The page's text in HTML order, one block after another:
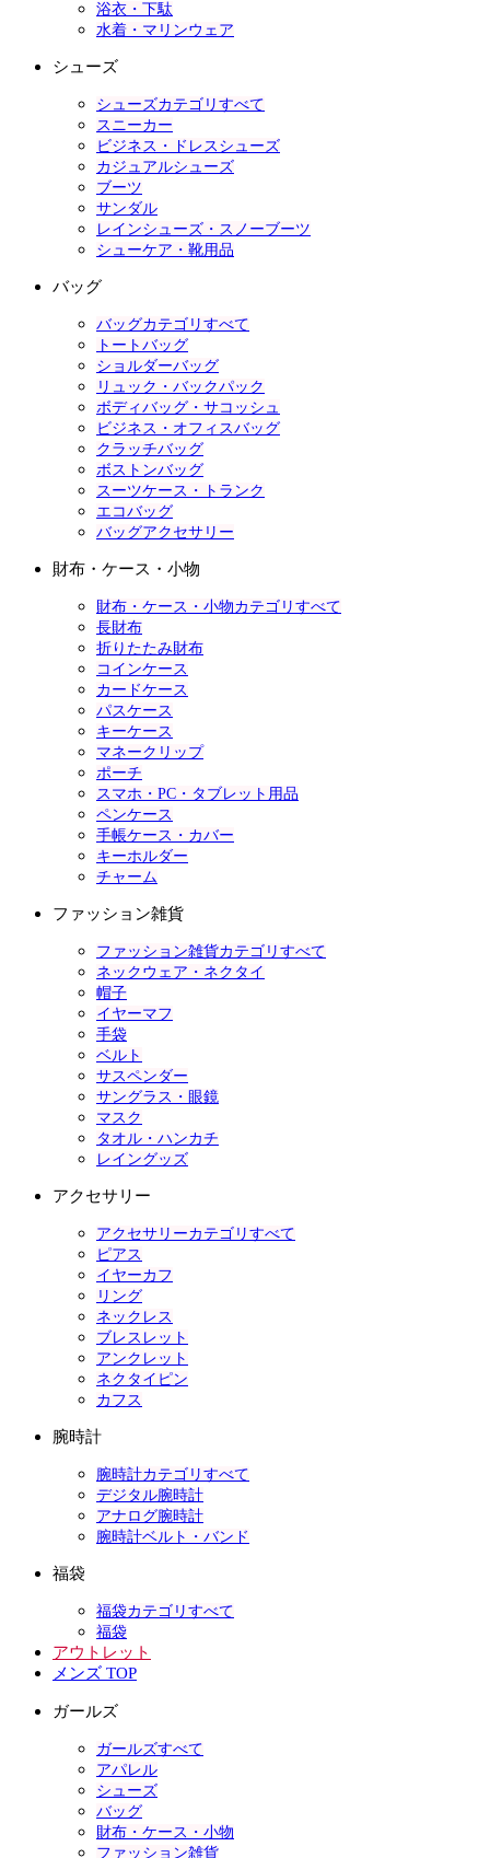
浴衣・下駄
水着・マリンウェア
シューズ
シューズカテゴリすべて
スニーカー
ビジネス・ドレスシューズ
カジュアルシューズ
ブーツ
サンダル
レインシューズ・スノーブーツ
シューケア・靴用品
バッグ
バッグカテゴリすべて
トートバッグ
ショルダーバッグ
リュック・バックパック
ボディバッグ・サコッシュ
ビジネス・オフィスバッグ
クラッチバッグ
ボストンバッグ
スーツケース・トランク
エコバッグ
バッグアクセサリー
財布・ケース・小物
財布・ケース・小物カテゴリすべて
長財布
折りたたみ財布
コインケース
カードケース
パスケース
キーケース
マネークリップ
ポーチ
スマホ・PC・タブレット用品
ペンケース
手帳ケース・カバー
キーホルダー
チャーム
ファッション雑貨
ファッション雑貨カテゴリすべて
ネックウェア・ネクタイ
帽子
イヤーマフ
手袋
ベルト
サスペンダー
サングラス・眼鏡
マスク
タオル・ハンカチ
レイングッズ
アクセサリー
アクセサリーカテゴリすべて
ピアス
イヤーカフ
リング
ネックレス
ブレスレット
アンクレット
ネクタイピン
カフス
腕時計
腕時計カテゴリすべて
デジタル腕時計
アナログ腕時計
腕時計ベルト・バンド
福袋
福袋カテゴリすべて
福袋
アウトレット
メンズ TOP
ガールズ
ガールズすべて
アパレル
シューズ
バッグ
財布・ケース・小物
ファッション雑貨